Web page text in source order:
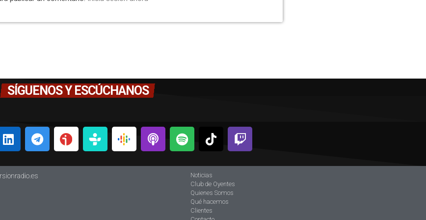
SÍGUENOS Y ESCÚCHANOS
Noticias
Club de Oyentes
Quienes Somos
Qué hacemos
Clientes